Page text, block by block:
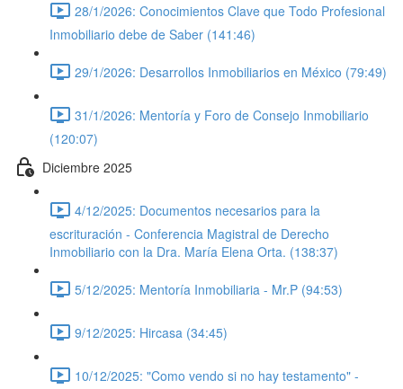
28/1/2026: Conocimientos Clave que Todo Profesional
Inmobiliario debe de Saber (141:46)
29/1/2026: Desarrollos Inmobiliarios en México (79:49)
31/1/2026: Mentoría y Foro de Consejo Inmobiliario
(120:07)
Diciembre 2025
4/12/2025: Documentos necesarios para la
escrituración - Conferencia Magistral de Derecho
Inmobiliario con la Dra. María Elena Orta. (138:37)
5/12/2025: Mentoría Inmobiliaria - Mr.P (94:53)
9/12/2025: Hircasa (34:45)
10/12/2025: "Como vendo si no hay testamento" -